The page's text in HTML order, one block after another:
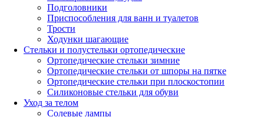
Подголовники
Приспособления для ванн и туалетов
Трости
Ходунки шагающие
Стельки и полустельки ортопедические
Ортопедические стельки зимние
Ортопедические стельки от шпоры на пятке
Ортопедические стельки при плоскостопии
Силиконовые стельки для обуви
Уход за телом
Солевые лампы